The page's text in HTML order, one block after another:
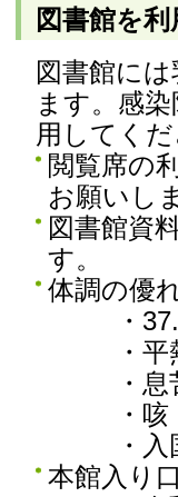
図書館を
図書館に
ます。感
用してく
閲覧席の
お願いし
図書館資
す。
体調の優
・37.5
・平熱
・息苦
・咳・
・入国
本館入り